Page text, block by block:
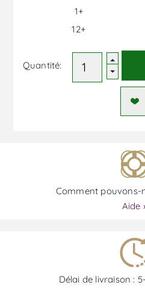
1+
12+
Quantité:
Comment pouvons-
Aide
Délai de livraison :